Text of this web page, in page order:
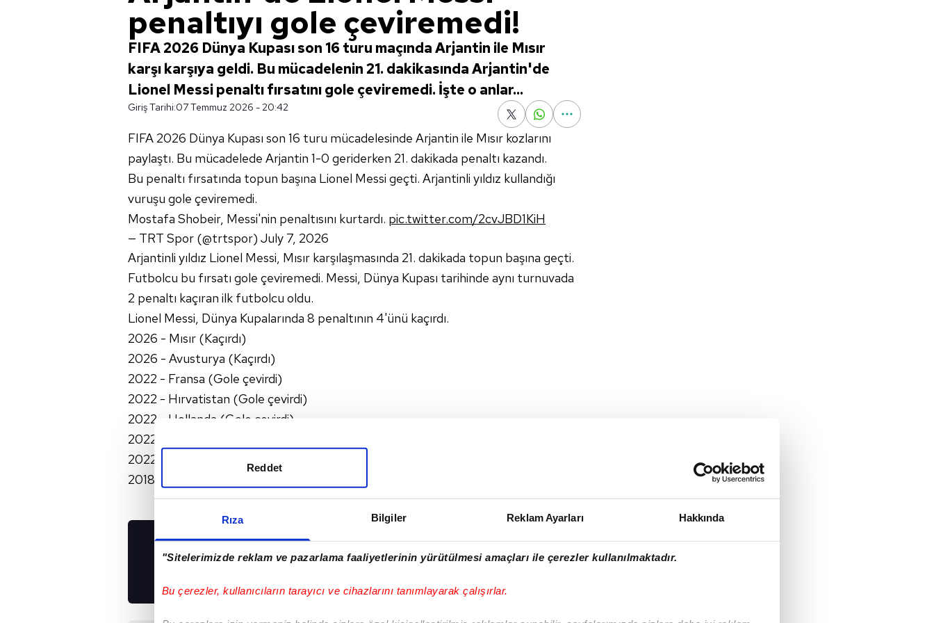
Rıza Bilgiler Reklam Ayarları Hakkında
"Sitelerimizde reklam ve pazarlama faaliyetlerinin yürütülmesi amaçları ile çerezler kullanılmaktadır.
Bu çerezler, kullanıcıların tarayıcı ve cihazlarını tanımlayarak çalışırlar.
Reddet
penaltıyı gole çeviremedi!
FIFA 2026 Dünya Kupası son 16 turu maçında Arjantin ile Mısır
karşı karşıya geldi. Bu mücadelenin 21. dakikasında Arjantin'de
Lionel Messi penaltı fırsatını gole çeviremedi. İşte o anlar...
Giriş Tarihi:07 Temmuz 2026 - 20:42
FIFA 2026 Dünya Kupası son 16 turu mücadelesinde Arjantin ile Mısır kozlarını
paylaştı. Bu mücadelede Arjantin 1-0 geriderken 21. dakikada penaltı kazandı.
Bu penaltı fırsatında topun başına Lionel Messi geçti. Arjantinli yıldız kullandığı
vuruşu gole çeviremedi.
Mostafa Shobeir, Messi'nin penaltısını kurtardı. pic.twitter.com/2cvJBD1KiH
— TRT Spor (@trtspor) July 7, 2026
Arjantinli yıldız Lionel Messi, Mısır karşılaşmasında 21. dakikada topun başına geçti.
Futbolcu bu fırsatı gole çeviremedi. Messi, Dünya Kupası tarihinde aynı turnuvada
2 penaltı kaçıran ilk futbolcu oldu.
Lionel Messi, Dünya Kupalarında 8 penaltının 4'ünü kaçırdı.
2026 - Mısır (Kaçırdı)
2026 - Avusturya (Kaçırdı)
2022 - Fransa (Gole çevirdi)
2022 - Hırvatistan (Gole çevirdi)
2022 - Hollanda (Gole çevirdi)
2022 - Polonya (Kaçırdı)
2022 - Suudi Arabistan (Gole çevirdi)
2018 - İzlanda (Kaçırdı)
UYGULAMALARIMIZI